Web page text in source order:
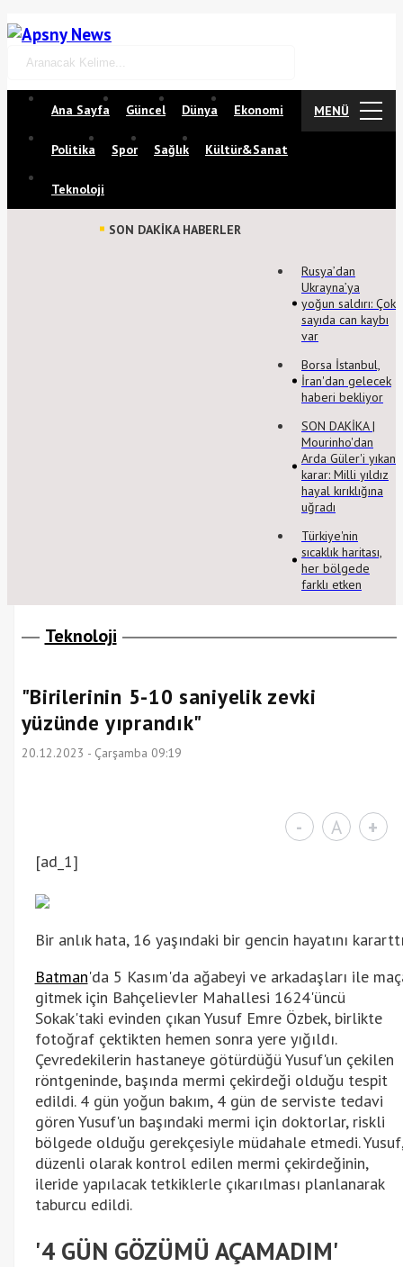
Ana Sayfa Güncel Dünya Ekonomi
Politika Spor Sağlık Kültür&Sanat
Teknoloji
ANA MENÜ
MENÜ
SON DAKİKA HABERLER
Rusya’dan
Ukrayna’ya
yoğun saldırı: Çok
sayıda can kaybı
var
Borsa İstanbul,
İran'dan gelecek
haberi bekliyor
SON DAKİKA |
Mourinho'dan
Arda Güler'i yıkan
karar: Milli yıldız
hayal kırıklığına
uğradı
Türkiye'nin
sıcaklık haritası,
her bölgede
farklı etken
Teknoloji
"Birilerinin 5-10 saniyelik zevki
yüzünde yıprandık"
20.12.2023 - Çarşamba 09:19
- A +
[ad_1]
Bir anlık hata, 16 yaşındaki bir gencin hayatını
Batman'da 5 Kasım'da ağabeyi ve arkadaşları ile
gitmek için Bahçelievler Mahallesi 1624'üncü
Sokak'taki evinden çıkan Yusuf Emre Özbek, birlikte
fotoğraf çektikten hemen sonra yere yığıldı.
Çevredekilerin hastaneye götürdüğü Yusuf'un çekilen
röntgeninde, başında mermi çekirdeği olduğu tespit
edildi. 4 gün yoğun bakım, 4 gün de serviste tedavi
gören Yusuf'un başındaki mermi için doktorlar, riskli
bölgede olduğu gerekçesiyle müdahale etmedi. Yusuf,
düzenli olarak kontrol edilen mermi çekirdeğinin,
ileride yapılacak tetkiklerle çıkarılması planlanarak
taburcu edildi.
'4 GÜN GÖZÜMÜ AÇAMADIM'